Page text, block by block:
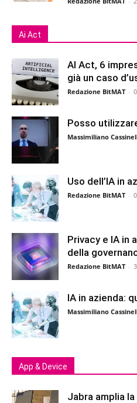
Ai Act
AI Act, 6
già un caso
Redazione BitMAT -
Posso
Massimiliano
Uso dell’IA in
Redazione BitMAT -
Privacy e IA in
della
Redazione BitMAT -
IA in azienda:
Massimiliano
App & Device
Jabra amplia